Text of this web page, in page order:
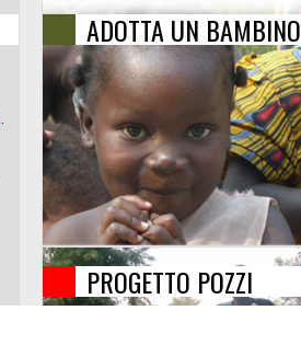
.
ADOTTA UN BAMBINO
PROGETTO POZZI